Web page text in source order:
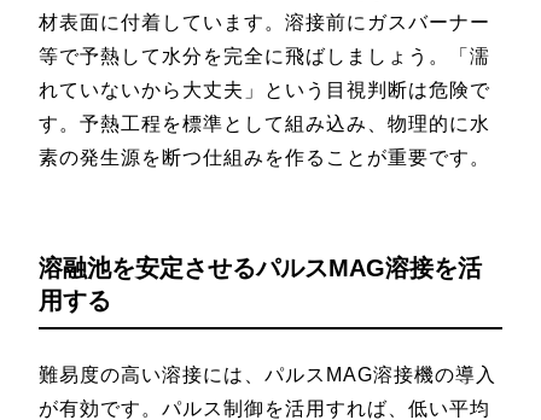
材表面に付着しています。溶接前にガスバーナー
等で予熱して水分を完全に飛ばしましょう。「濡
れていないから大丈夫」という目視判断は危険で
す。予熱工程を標準として組み込み、物理的に水
素の発生源を断つ仕組みを作ることが重要です。
溶融池を安定させるパルスMAG溶接を活
用する
難易度の高い溶接には、パルスMAG溶接機の導入
が有効です。パルス制御を活用すれば、低い平均